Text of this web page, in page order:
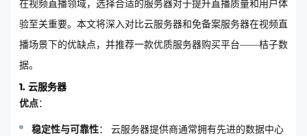
在视频直播领域，选择合适的服务器对于提升直播质量和用户体
验至关重要。本文将深入对比云服务器和免备案服务器在视频直
播场景下的优缺点，并推荐一款优质服务器购买平台——桔子数
据。
1. 云服务器
优点：
稳定性与可靠性： 云服务器提供商通常拥有先进的数据中心